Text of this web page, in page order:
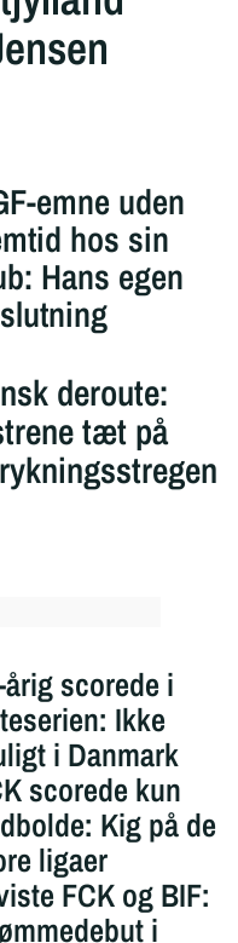
emne uden
hos sin
Hans egen
deroute:
tæt på
årig scorede i
Ikke
i Danmark
scorede kun
Kig på de
ligaer
FCK og BIF:
i